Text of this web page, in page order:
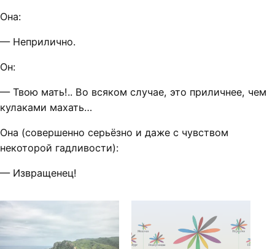
Она:
— Неприлично.
Он:
— Твою мать!.. Во всяком случае, это приличнее, чем
кулаками махать…
Она (совершенно серьёзно и даже с чувством
некоторой гадливости):
— Извращенец!